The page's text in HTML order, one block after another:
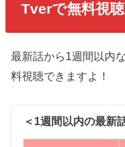
Tverで無料視
最新話から1週間以内
料視聴できますよ！
＜1週間以内の最新